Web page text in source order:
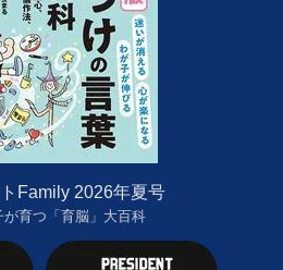
Family 2026年夏号
が育つ「育脳」大百科